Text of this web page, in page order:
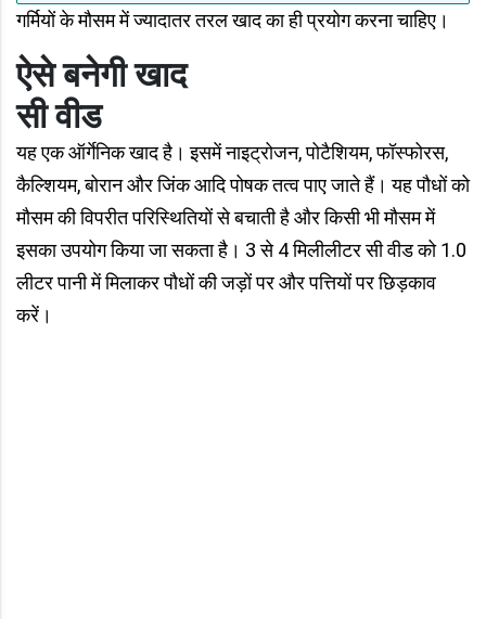
गर्मियों के मौसम में ज्यादातर तरल खाद का ही प्रयोग करना चाहिए।
ऐसे बनेगी खाद
सी वीड
यह एक ऑर्गेनिक खाद है। इसमें नाइट्रोजन, पोटैशियम, फॉस्फोरस,
कैल्शियम, बोरान और जिंक आदि पोषक तत्व पाए जाते हैं। यह पौधों को
मौसम की विपरीत परिस्थितियों से बचाती है और किसी भी मौसम में
इसका उपयोग किया जा सकता है। 3 से 4 मिलीलीटर सी वीड को 1.0
लीटर पानी में मिलाकर पौधों की जड़ों पर और पत्तियों पर छिड़काव
करें।